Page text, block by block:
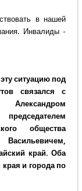
в нашей
Инвалиды -
ситуацию под
связался с
Александром
общества
Васильевичем,
край. Оба
и города по